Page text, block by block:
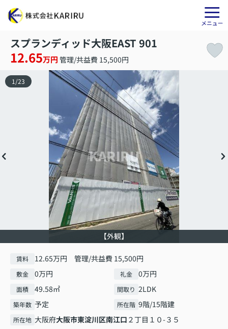
スプランディッド大阪EAST 901
12.65万円 管理/共益費 15,500円
【外観】
1 /23
賃料 12.65万円 管理/共益費 15,500円
敷金 0万円 礼金 0万円
面積 49.58㎡ 間取り 2LDK
築年数 予定 所在階 9階/15階建
所在地 大阪府大阪市東淀川区南江口 ２丁目１０-３５